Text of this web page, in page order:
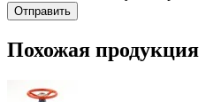
Отправить
Похожая продукция